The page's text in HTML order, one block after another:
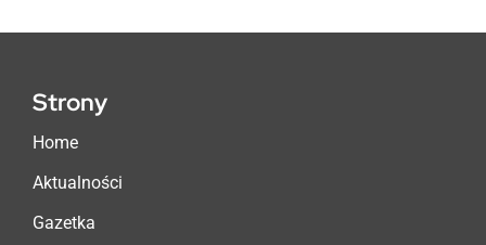
Strony
Home
Aktualności
Gazetka